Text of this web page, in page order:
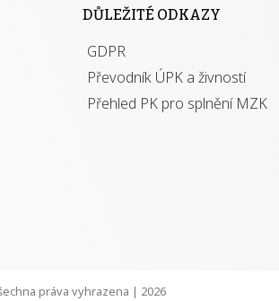
DŮLEŽITÉ ODKAZY
GDPR
Převodník ÚPK a živností
Přehled PK pro splnění MZK
práva vyhrazena | 2026